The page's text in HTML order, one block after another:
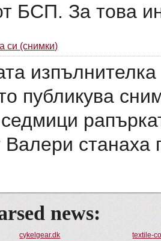
БСП. За това
си (снимки)
публикува
Валери станаха
news:
cykelgear.dk
textile-